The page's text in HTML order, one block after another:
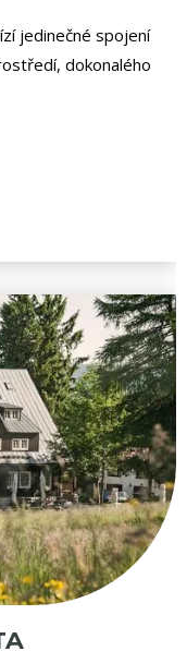
jedinečné spojení
dokonalého